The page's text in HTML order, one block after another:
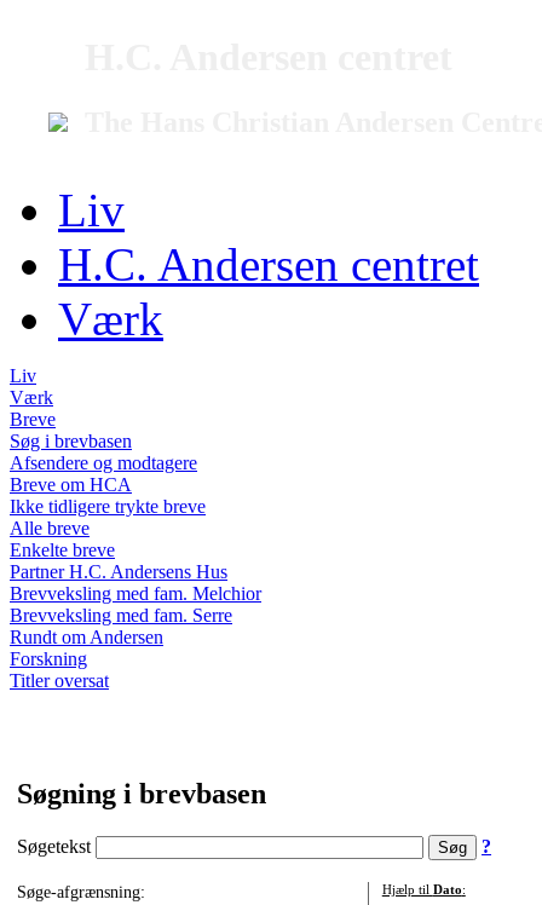
Liv
H.C. Andersen centret
Værk
Liv
Værk
Breve
Søg i brevbasen
Afsendere og modtagere
Breve om HCA
Ikke tidligere trykte breve
Alle breve
Enkelte breve
Partner H.C. Andersens Hus
Brevveksling med fam. Melchior
Brevveksling med fam. Serre
Rundt om Andersen
Forskning
Titler oversat
Søgning i brevbasen
Søgetekst ?
Søge-afgrænsning:
Hjælp til Dato: